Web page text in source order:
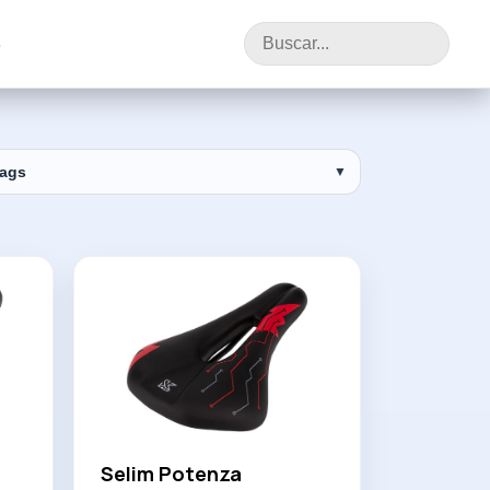
▼
Selim Potenza